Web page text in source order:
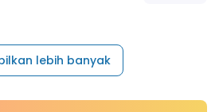
lebih banyak